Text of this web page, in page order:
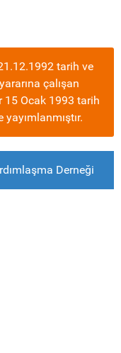
tarih ve
çalışan
15 Ocak 1993 tarih
Derneği